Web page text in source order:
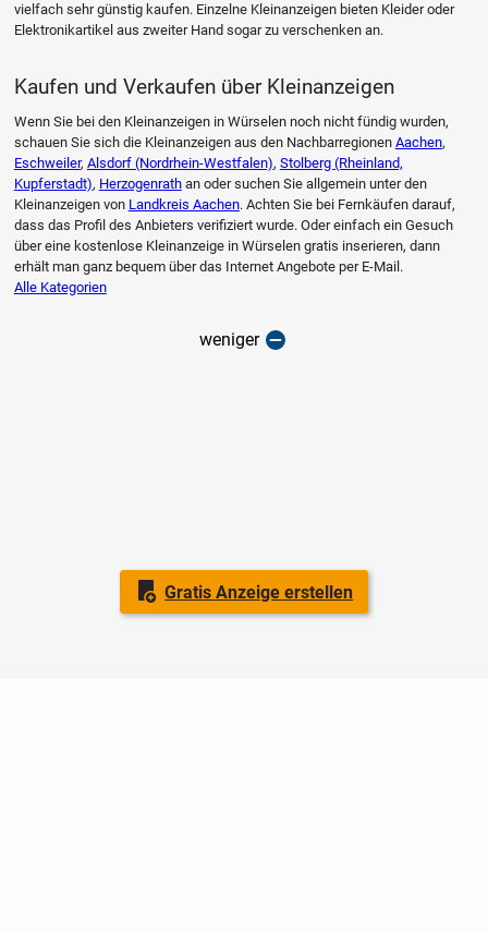
Gratis Anzeige erstellen
vielfach sehr günstig kaufen. Einzelne Kleinanzeigen bieten Kleider oder
Elektronikartikel aus zweiter Hand sogar zu verschenken an.
Kaufen und Verkaufen über Kleinanzeigen
Wenn Sie bei den Kleinanzeigen in Würselen noch nicht fündig wurden,
schauen Sie sich die Kleinanzeigen aus den Nachbarregionen Aachen,
Eschweiler, Alsdorf (Nordrhein-Westfalen), Stolberg (Rheinland,
Kupferstadt), Herzogenrathan oder suchen Sie allgemein unter den
Kleinanzeigen von Landkreis Aachen. Achten Sie bei Fernkäufen darauf,
dass das Profil des Anbieters verifiziert wurde. Oder einfach ein Gesuch
über eine kostenlose Kleinanzeige in Würselen gratis inserieren, dann
erhält man ganz bequem über das Internet Angebote per E-Mail.
Alle Kategorien
weniger